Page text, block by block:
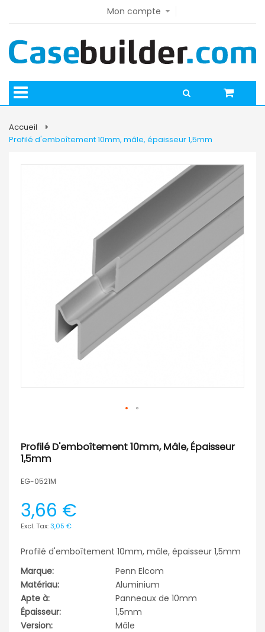
Mon compte
Accueil
Profilé d'emboîtement 10mm, mâle, épaisseur 1,5mm
Profilé D'emboîtement 10mm, Mâle, Épaisseur
1,5mm
EG-0521M
3,66 €
3,05 €
Profilé d'emboîtement 10mm, mâle, épaisseur 1,5mm
Marque:
Penn Elcom
Matériau:
Aluminium
Apte à:
Panneaux de 10mm
Épaisseur:
1,5mm
Version:
Mâle